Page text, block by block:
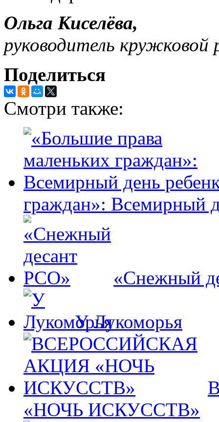
Ольга Киселёва,
руководитель
Поделиться
Смотри также:
граждан»: Всемирный
«Снежный
У Лукоморья
«НОЧЬ ИСКУССТВ»